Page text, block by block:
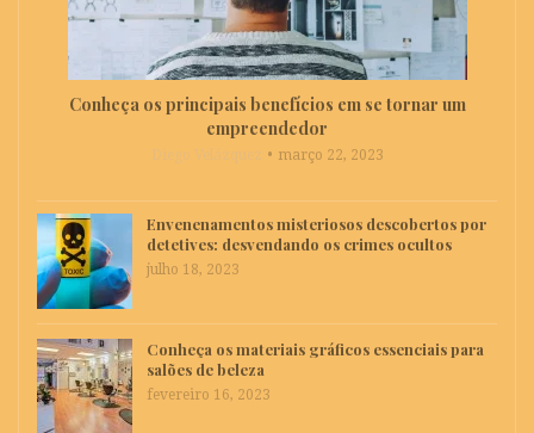
Conheça os principais benefícios em se tornar um
empreendedor
março 22, 2023
Envenenamentos misteriosos descobertos por
detetives: desvendando os crimes ocultos
julho 18, 2023
Conheça os materiais gráficos essenciais para
salões de beleza
fevereiro 16, 2023